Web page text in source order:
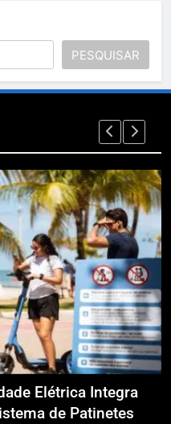
PESQUISAR
Elétrica Integra
de Patinetes